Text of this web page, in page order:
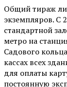
Общий тираж
экземпляров. С
стандартной
метро на
Садового
кассах всех
для оплаты
постоянную